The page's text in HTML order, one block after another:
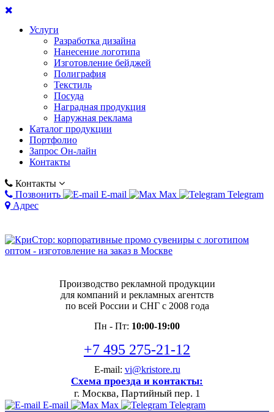
Услуги
Разработка дизайна
Нанесение логотипа
Изготовление бейджей
Полиграфия
Текстиль
Посуда
Наградная продукция
Наружная реклама
Каталог продукции
Портфолио
Запрос Он-лайн
Контакты
Контакты
Позвонить
E-mail Max
Telegram
Адрес
Производство рекламной продукции
для компаний и рекламных агентств
по всей России и СНГ с 2008 года
Пн - Пт: 10:00-19:00
+7 495 275-21-12
E-mail: vi@kristore.ru
Схема проезда и контакты:
г. Москва, Партийный пер. 1
E-mail Max Telegram